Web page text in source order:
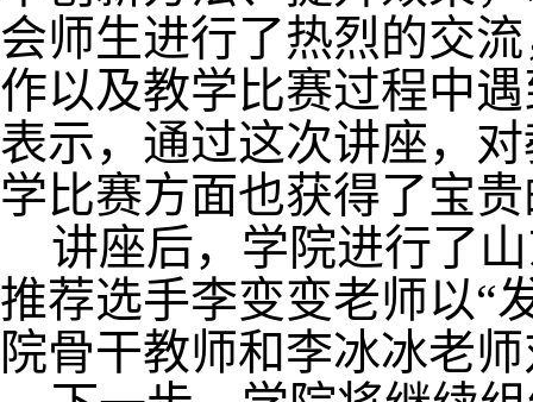
会师生进行了热烈的交
作以及教学比赛过程中
表示，通过这次讲座，
学比赛方面也获得了宝
讲座后，学院进行了
推荐选手李变变老师以“
院骨干教师和李冰冰老